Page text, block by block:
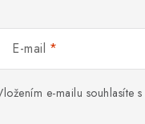
E-mail
e-mailu souhlasíte s